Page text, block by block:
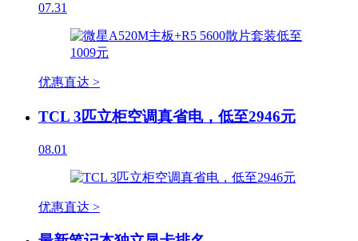
07.31
优惠直达 >
TCL 3匹立柜空调真省电，低至2946元
08.01
优惠直达 >